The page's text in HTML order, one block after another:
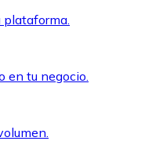
plataforma.
en tu negocio.